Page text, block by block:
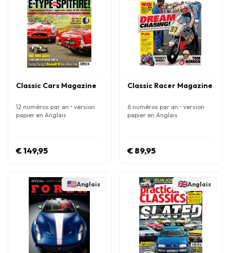
Classic Cars Magazine
12 numéros par an • version
papier en Anglais
€ 149,95
Classic Racer Magazine
6 numéros par an • version
papier en Anglais
€ 89,95
Anglais Anglais